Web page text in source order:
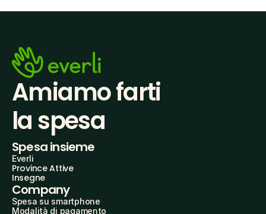
Amiamo farti
la spesa
Spesa insieme
Everli
Province Attive
Insegne
Company
Spesa su smartphone
Modalità di pagamento